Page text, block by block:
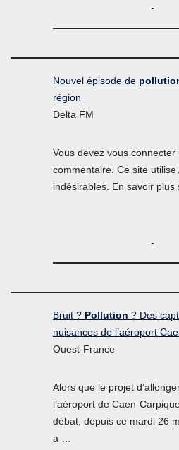
Nouvel épisode de
région
Delta FM
Vous devez vous connecter
commentaire. Ce site
indésirables. En savoir
Bruit ? Pollution ? Des
nuisances de l’aéroport
Ouest-France
Alors que le projet
l’aéroport de Caen-
débat, depuis ce mardi 26
a …